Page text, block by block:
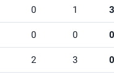
3
1
0
0
0
0
0
3
2